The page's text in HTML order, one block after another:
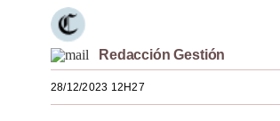
Redacción Gestión
28/12/2023 12H27